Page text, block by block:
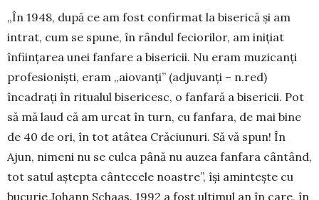
„În 1948, după ce am fost confirmat la bi­serică și am
intrat, cum se spune, în rândul fe­ciorilor, am inițiat
înființarea unei fanfare a bi­sericii. Nu eram muzicanți
profesioniști, eram „aio­vanți” (adjuvanți – n.red)
încadrați în ritualul bisericesc, o fanfară a bisericii. Pot
să mă laud că am urcat în turn, cu fanfara, de mai bine
de 40 de ori, în tot atâtea Crăciunuri. Să vă spun! În
Ajun, nimeni nu se culca până nu auzea fanfara cântând,
tot satul aștepta cân­tecele noas­tre”, își amintește cu
bucurie Johann Schaas. 1992 a fost ultimul an în care, în